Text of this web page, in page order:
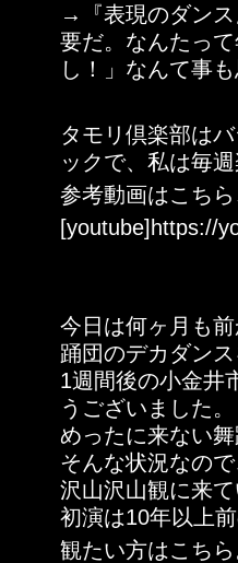
→『表現のダン
要だ。なんたっ
し！」なんて事
タモリ倶楽部は
ックで、私は毎
参考動画はこちら
[youtube]https://
今日は何ヶ月も
踊団のデカダン
1週間後の小金井
うございました。
めったに来ない
そんな状況なの
沢山沢山観に来て
初演は10年以上
観たい方はこちら